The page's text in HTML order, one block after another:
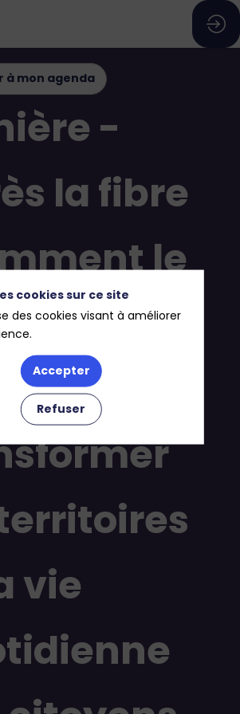
à mon agenda
-
la fibre
le
il
vie
cookies sur ce site
des cookies visant à améliorer
Accepter
Refuser